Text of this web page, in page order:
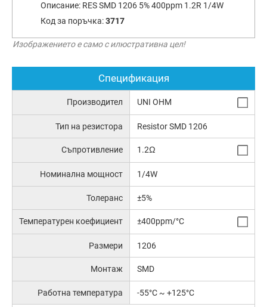
Описание: RES SMD 1206 5% 400ppm 1.2R 1/4W
Код за поръчка:3717
Изображението е само с илюстративна цел!
Спецификация
Производител UNI OHM
Тип на резистора Resistor SMD 1206
Съпротивление 1.2Ω
Номинална мощност 1/4W
Толеранс ±5%
Температурен коефициент ±400ppm/°C
Размери 1206
Монтаж SMD
Работна температура -55°C ~ +125°C